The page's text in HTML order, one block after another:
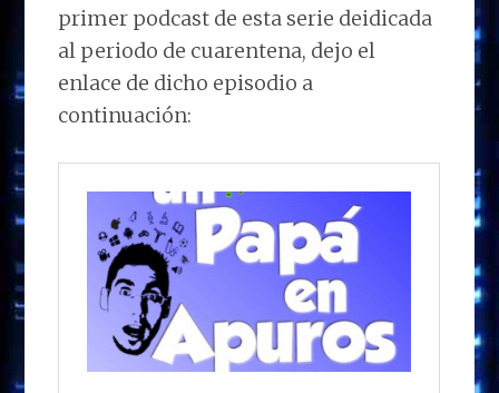
primer podcast de esta serie deidicada
al periodo de cuarentena, dejo el
enlace de dicho episodio a
continuación: